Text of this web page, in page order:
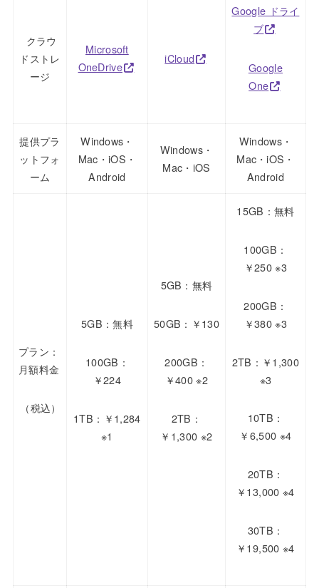
クラウ
ドストレ
ージ
Microsoft
OneDrive
iCloud
Google ドライ
ブ
Google
One
提供プラ
ットフォ
ーム
Windows・
Mac・iOS・
Android
Windows・
Mac・iOS
Windows・
Mac・iOS・
Android
プラン：
月額料金
（税込）
5GB：無料
100GB：
￥224
1TB：￥1,284
※1
5GB：無料
50GB：￥130
200GB：
￥400 ※2
2TB：
￥1,300 ※2
15GB：無料
100GB：
￥250 ※3
200GB：
￥380 ※3
2TB：￥1,300
※3
10TB：
￥6,500 ※4
20TB：
￥13,000 ※4
30TB：
￥19,500 ※4